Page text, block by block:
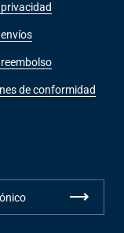
de conformidad